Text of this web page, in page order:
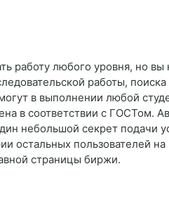
работу любого уровня, но
работы,
в выполнении любой
в соответствии с ГОСТом.
небольшой секрет подачи
остальных пользователей
страницы биржи.